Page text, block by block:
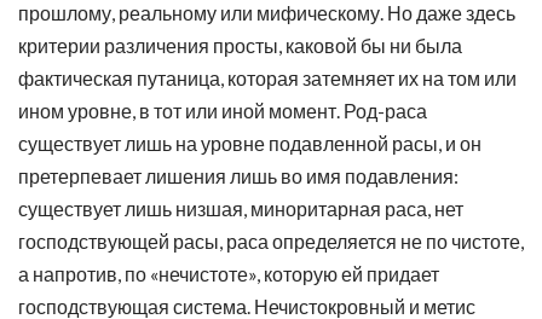
прошлому, реальному или мифическому. Но даже здесь
критерии различения просты, каковой бы ни была
фактическая путаница, которая затемняет их на том или
ином уровне, в тот или иной момент. Род-раса
существует лишь на уровне подавленной расы, и он
претерпевает лишения лишь во имя подавления:
существует лишь низшая, миноритарная раса, нет
господствующей расы, раса определяется не по чистоте,
а напротив, по «нечистоте», которую ей придает
господствующая система. Нечистокровный и метис